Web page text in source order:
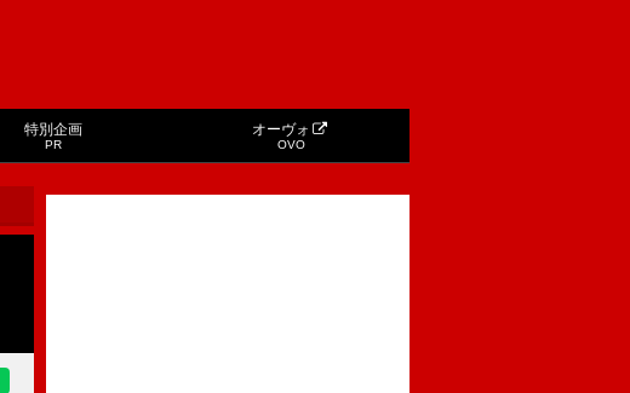
特別企画
PR
オーヴォ
OVO